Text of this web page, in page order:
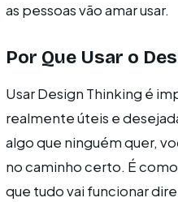
as pessoas vão amar usar.
Por Que Usar o
Usar Design Thinking é
realmente úteis e
algo que ninguém quer,
no caminho certo. É
que tudo vai funcionar